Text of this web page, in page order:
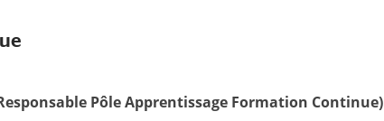
Pôle Apprentissage Formation Continue)